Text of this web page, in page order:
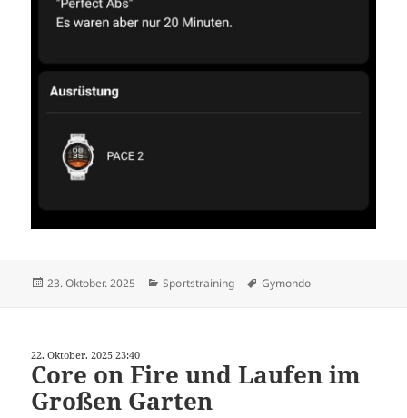
Veröffentlicht
23. Oktober. 2025 Kategorien
Sportstraining Schlagwörter
Gymondo
22. Oktober. 2025 23:40
Core on Fire und Laufen im
Großen Garten